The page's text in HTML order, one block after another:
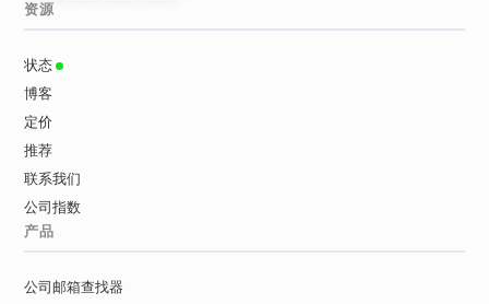
资源
状态
博客
定价
推荐
联系我们
公司指数
产品
公司邮箱查找器